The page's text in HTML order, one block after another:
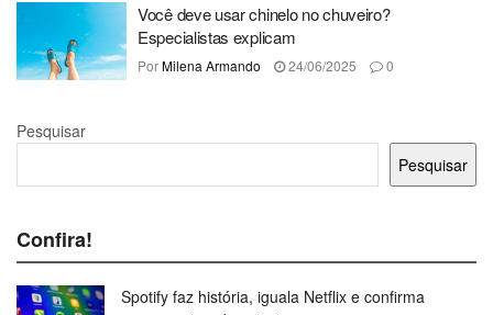
Você deve usar chinelo no chuveiro?
Especialistas explicam
PorMilena Armando 24/06/2025 0
Pesquisar
Pesquisar
Confira!
Spotify faz história, iguala Netflix e confirma